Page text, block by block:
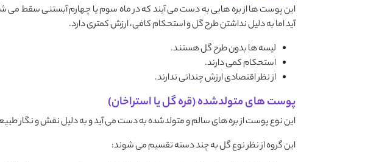
این پوست‌ ها از بره ‌هایی به دست می ‌آیند که در ماه سوم یا چهارم آبستنی سقط
‌آید اما به دلیل نداشتن طرح گل و استحکام کافی، ارزش کمتری دارد.
لیسه ‌ها بدون طرح گل هستند.
استحکام کمی دارند.
از نظر اقتصادی ارزش چندانی ندارند.
پوست ‌های متولدشده (قره ‌گل یا استراخان)
این نوع پوست از بره ‌های سالم و متولدشده به دست می ‌آید و به دلیل نقش و نگار
این گروه از نظر نوع گل به چند دسته تقسیم می ‌شوند: